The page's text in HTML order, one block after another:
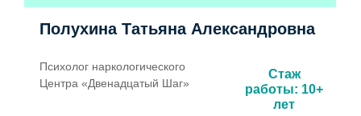
Полухина Татьяна Александровна
Психолог наркологического
Центра «Двенадцатый Шаг»
Стаж
работы: 10+
лет